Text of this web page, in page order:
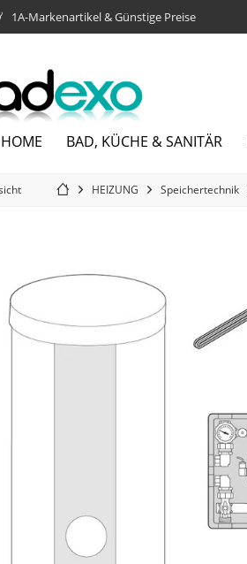
1A-Markenartikel & Günstige Preise
HOME BAD, KÜCHE & SANITÄR
HEIZUNG Speichertechnik